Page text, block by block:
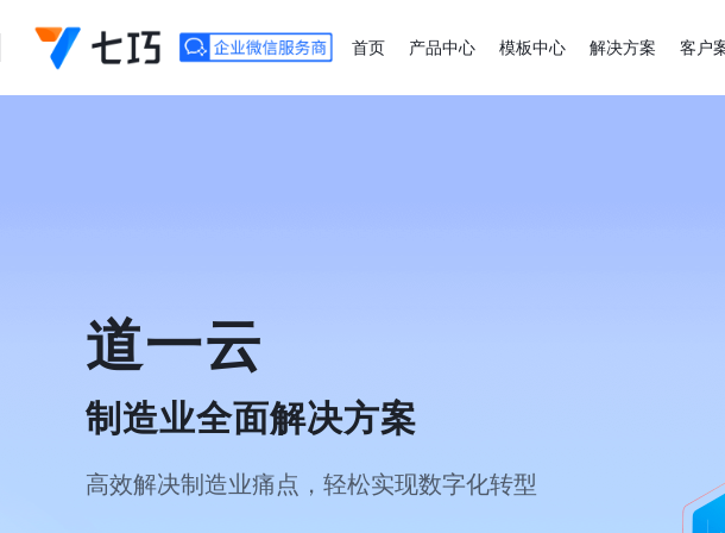
首页 产品中心 模板中心 解决方案 客户
道一云
制造业全面解决方案
高效解决制造业痛点，轻松实现数字化转型